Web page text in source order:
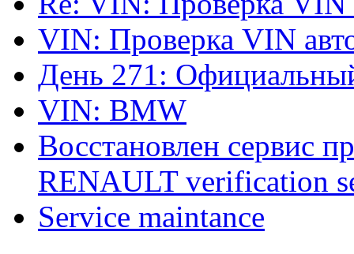
VIN: Проверка VIN
День 271:
VIN: BMW
Восстановлен сервис
RENAULT verification
Service maintance